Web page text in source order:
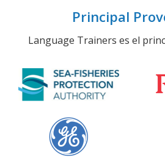
Principal
Language Trainers es el